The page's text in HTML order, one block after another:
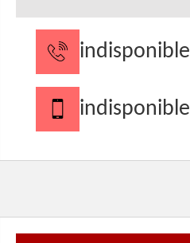
indisponible
indisponible